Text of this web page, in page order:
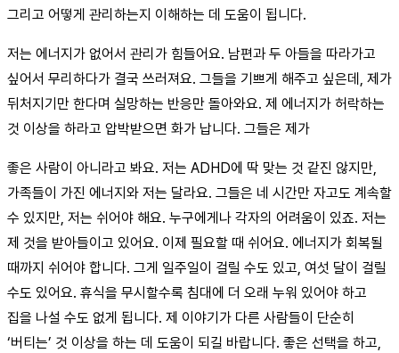
그리고 어떻게 관리하는지 이해하는 데 도움이 됩니다.
저는 에너지가 없어서 관리가 힘들어요. 남편과 두 아들을 따라가고
싶어서 무리하다가 결국 쓰러져요. 그들을 기쁘게 해주고 싶은데, 제가
뒤처지기만 한다며 실망하는 반응만 돌아와요. 제 에너지가 허락하는
것 이상을 하라고 압박받으면 화가 납니다. 그들은 제가
좋은 사람이 아니라고 봐요. 저는 ADHD에 딱 맞는 것 같진 않지만,
가족들이 가진 에너지와 저는 달라요. 그들은 네 시간만 자고도 계속할
수 있지만, 저는 쉬어야 해요. 누구에게나 각자의 어려움이 있죠. 저는
제 것을 받아들이고 있어요. 이제 필요할 때 쉬어요. 에너지가 회복될
때까지 쉬어야 합니다. 그게 일주일이 걸릴 수도 있고, 여섯 달이 걸릴
수도 있어요. 휴식을 무시할수록 침대에 더 오래 누워 있어야 하고
집을 나설 수도 없게 됩니다. 제 이야기가 다른 사람들이 단순히
‘버티는’ 것 이상을 하는 데 도움이 되길 바랍니다. 좋은 선택을 하고,